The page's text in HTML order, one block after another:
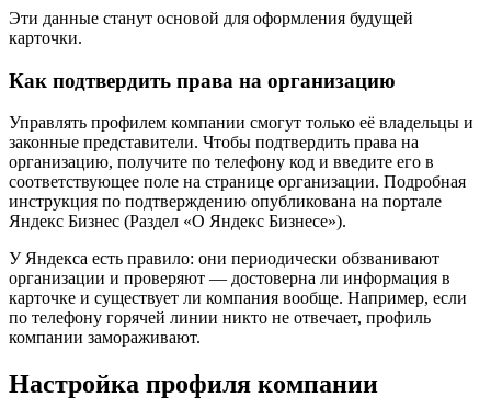
Эти данные станут основой для оформления будущей
карточки.
Как подтвердить права на организацию
Управлять профилем компании смогут только её владельцы и
законные представители. Чтобы подтвердить права на
организацию, получите по телефону код и введите его в
соответствующее поле на странице организации. Подробная
инструкция по подтверждению опубликована на портале
Яндекс Бизнес (Раздел «О Яндекс Бизнесе»).
У Яндекса есть правило: они периодически обзванивают
организации и проверяют — достоверна ли информация в
карточке и существует ли компания вообще. Например, если
по телефону горячей линии никто не отвечает, профиль
компании замораживают.
Настройка профиля компании